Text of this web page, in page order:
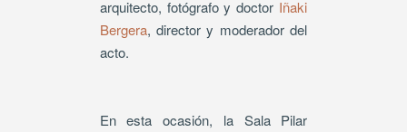
arquitecto, fotógrafo y doctor Iñaki
Bergera, director y moderador del
acto.
En esta ocasión, la Sala Pilar